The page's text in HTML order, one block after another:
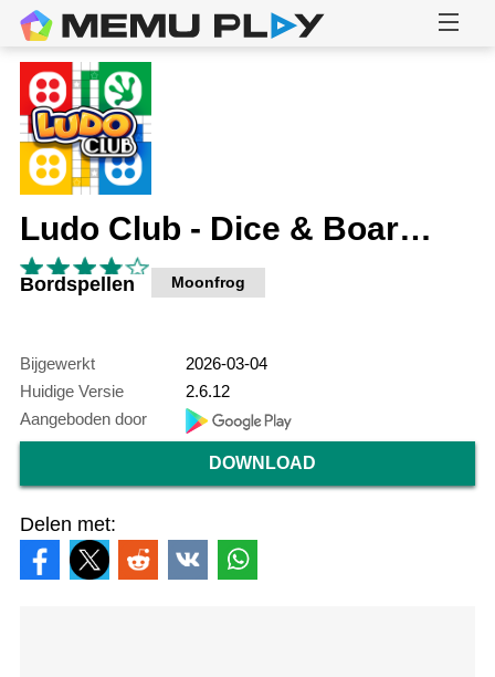
Ludo Club - Dice & Board Game
Bordspellen Moonfrog
Bijgewerkt
2026-03-04
Huidige Versie
2.6.12
Aangeboden door
DOWNLOAD
Delen met: